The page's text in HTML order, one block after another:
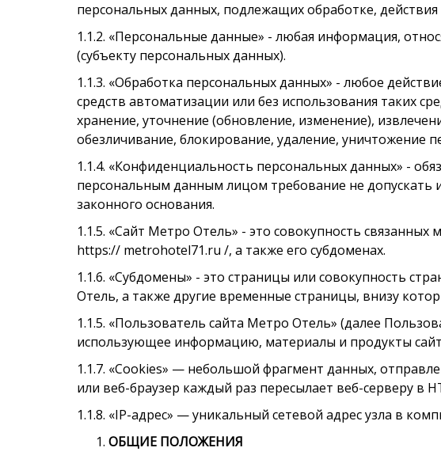
персональных данных, подлежащих обработке,
1.1.2. «Персональные данные» - любая информация,
(субъекту персональных данных).
1.1.3. «Обработка персональных данных» - любое
средств автоматизации или без использования таких
хранение, уточнение (обновление, изменение),
обезличивание, блокирование, удаление, уничтожение
1.1.4. «Конфиденциальность персональных данных» -
персональным данным лицом требование не допускать
законного основания.
1.1.5. «Сайт Метро Отель» - это совокупность
https:// metrohotel71.ru /, а также его субдоменах.
1.1.6. «Субдомены» - это страницы или совокупность
Отель, а также другие временные страницы, внизу
1.1.5. «Пользователь сайта Метро Отель» (далее
использующее информацию, материалы и продукты
1.1.7. «Cookies» — небольшой фрагмент данных,
или веб-браузер каждый раз пересылает веб-серверу в
1.1.8. «IP-адрес» — уникальный сетевой адрес узла в
ОБЩИЕ ПОЛОЖЕНИЯ